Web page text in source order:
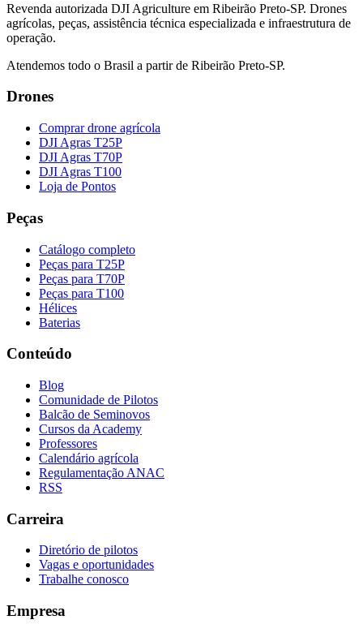
Revenda autorizada DJI Agriculture em Ribeirão Preto-SP. Drones
agrícolas, peças, assistência técnica especializada e infraestrutura de
operação.
Atendemos todo o Brasil a partir de Ribeirão Preto-SP.
Drones
Comprar drone agrícola
DJI Agras T25P
DJI Agras T70P
DJI Agras T100
Loja de Pontos
Peças
Catálogo completo
Peças para T25P
Peças para T70P
Peças para T100
Hélices
Baterias
Conteúdo
Blog
Comunidade de Pilotos
Balcão de Seminovos
Cursos da Academy
Professores
Calendário agrícola
Regulamentação ANAC
RSS
Carreira
Diretório de pilotos
Vagas e oportunidades
Trabalhe conosco
Empresa